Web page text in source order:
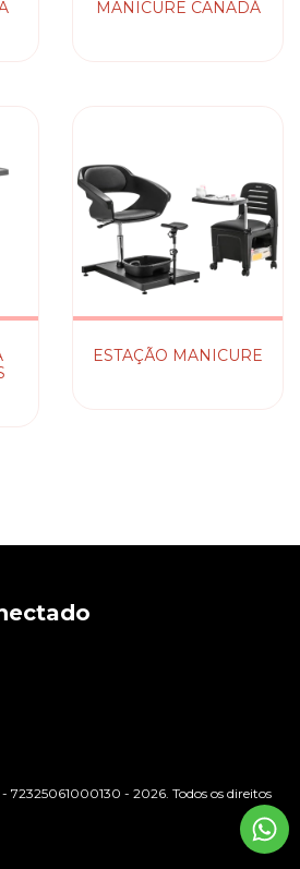
MANICURE CANADÁ
ESTAÇÃO MANICURE
72325061000130 - 2026. Todos os direitos